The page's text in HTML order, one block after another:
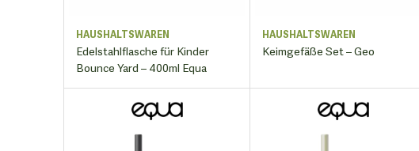
HAUSHALTSWAREN
Edelstahlflasche für Kinder
Bounce Yard – 400ml Equa
HAUSHALTSWAREN
Keimgefäße Set – Geo